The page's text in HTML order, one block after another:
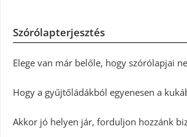
Szórólapterjesztés
Elege van már belőle, hogy szórólapjai
Hogy a gyűjtőládákból egyenesen a
Akkor jó helyen jár, forduljon hozzánk